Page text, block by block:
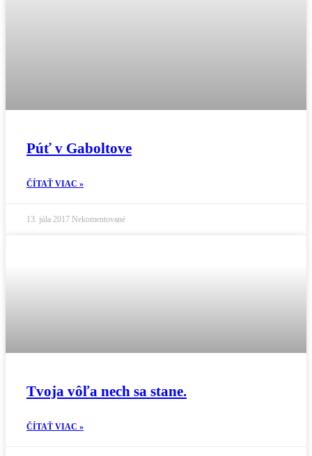
Púť v Gaboltove
ČÍTAŤ VIAC »
13. júla 2017 Nekomentované
Tvoja vôľa nech sa stane.
ČÍTAŤ VIAC »